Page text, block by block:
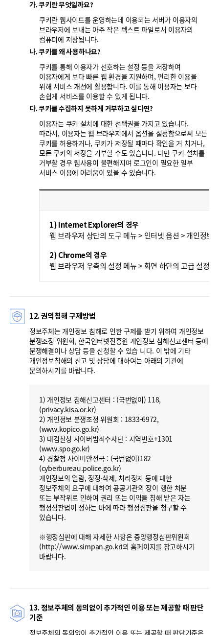
가. 쿠키란 무엇일까요?
쿠키란 웹사이트를 운영하는데 이용되는 서버가 이용자의
브라우저에 보내는 아주 작은 텍스트 파일로서 이용자의
컴퓨터에 저장됩니다.
나. 쿠키를 왜 사용하나요?
쿠키를 통해 이용자가 선호하는 설정 등을 저장하여
이용자에게 보다 빠른 웹 환경을 지원하며, 편리한 이용을
위해 서비스 개선에 활용합니다. 이를 통해 이용자는 보다
손쉽게 서비스를 이용할 수 있게 됩니다.
다. 쿠키를 수집하지 못하게 거부하고 싶다면?
이용자는 쿠키 설치에 대한 선택권을 가지고 있습니다.
따라서, 이용자는 웹 브라우저에서 옵션을 설정함으로써 모든
쿠키를 허용하거나, 쿠키가 저장될 때마다 확인을 거 치거나,
모든 쿠키의 저장을 거부할 수도 있습니다. 다만 쿠키 설치를
거부할 경우 웹사용이 불편해지며 로그인이 필요한 일부
서비스 이용에 어려움이 있을 수 있습니다.
1) Internet Explorer의 경우
웹 브라우저 상단의 도구 메뉴 > 인터넷 옵션 > 개인정보
2) Chrome의 경우
웹 브라우저 우측의 설정 메뉴 > 화면 하단의 고급 설정
12. 권익침해 구제방법
정보주체는 개인정보 침해로 인한 구제를 받기 위하여 개인정보
분쟁조정 위원회, 한국인터넷진흥원 개인정보 침해신고센터 등에
분쟁해결이나 상담 등을 신청할 수 있습 니다. 이 밖에 기타
개인정보침해의 신고 및 상담에 대하여는 아래의 기관에
문의하시기를 바랍니다.
1) 개인정보 침해신고센터 : (국번없이) 118,
(privacy.kisa.or.kr)
2) 개인정보 분쟁조정 위원회 : 1833-6972,
(www.kopico.go.kr)
3) 대검찰청 사이버범죄수사단 : 지역번호+1301
(www.spo.go.kr)
4) 경찰청 사이버안전국 : (국번없이)182
(cyberbureau.police.go.kr)
개인정보의 열람, 정정·삭제, 처리정지 등에 대한
정보주체의 요구에 대하여 공공기관의 장이 행한 처분
또는 부작위로 인하여 권리 또는 이익을 침해 받은 자는
행정심판법이 정하는 바에 따라 행정심판을 청구할 수
있습니다.
※행정심판에 대해 자세한 사항은 중앙행정심판위원회
(http://www.simpan.go.kr)의 홈페이지를 참고하시기
바랍니다.
13. 정보주체의 동의없이 추가적인 이용 또는 제공할 때 판단
기준
정보주체의 동의없이 추가적인 이용 또는 제공할 때 판단기준은